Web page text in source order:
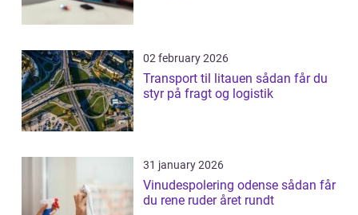
02 february 2026
Transport til litauen sådan får du
styr på fragt og logistik
31 january 2026
Vinudespolering odense sådan får
du rene ruder året rundt